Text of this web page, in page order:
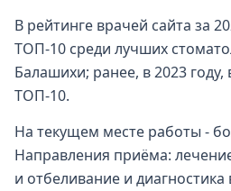
В рейтинге врачей сайта за
ТОП-10 среди лучших
Балашихи; ранее, в 2023
ТОП-10.
На текущем месте работы -
Направления приёма:
и отбеливание и диагностика